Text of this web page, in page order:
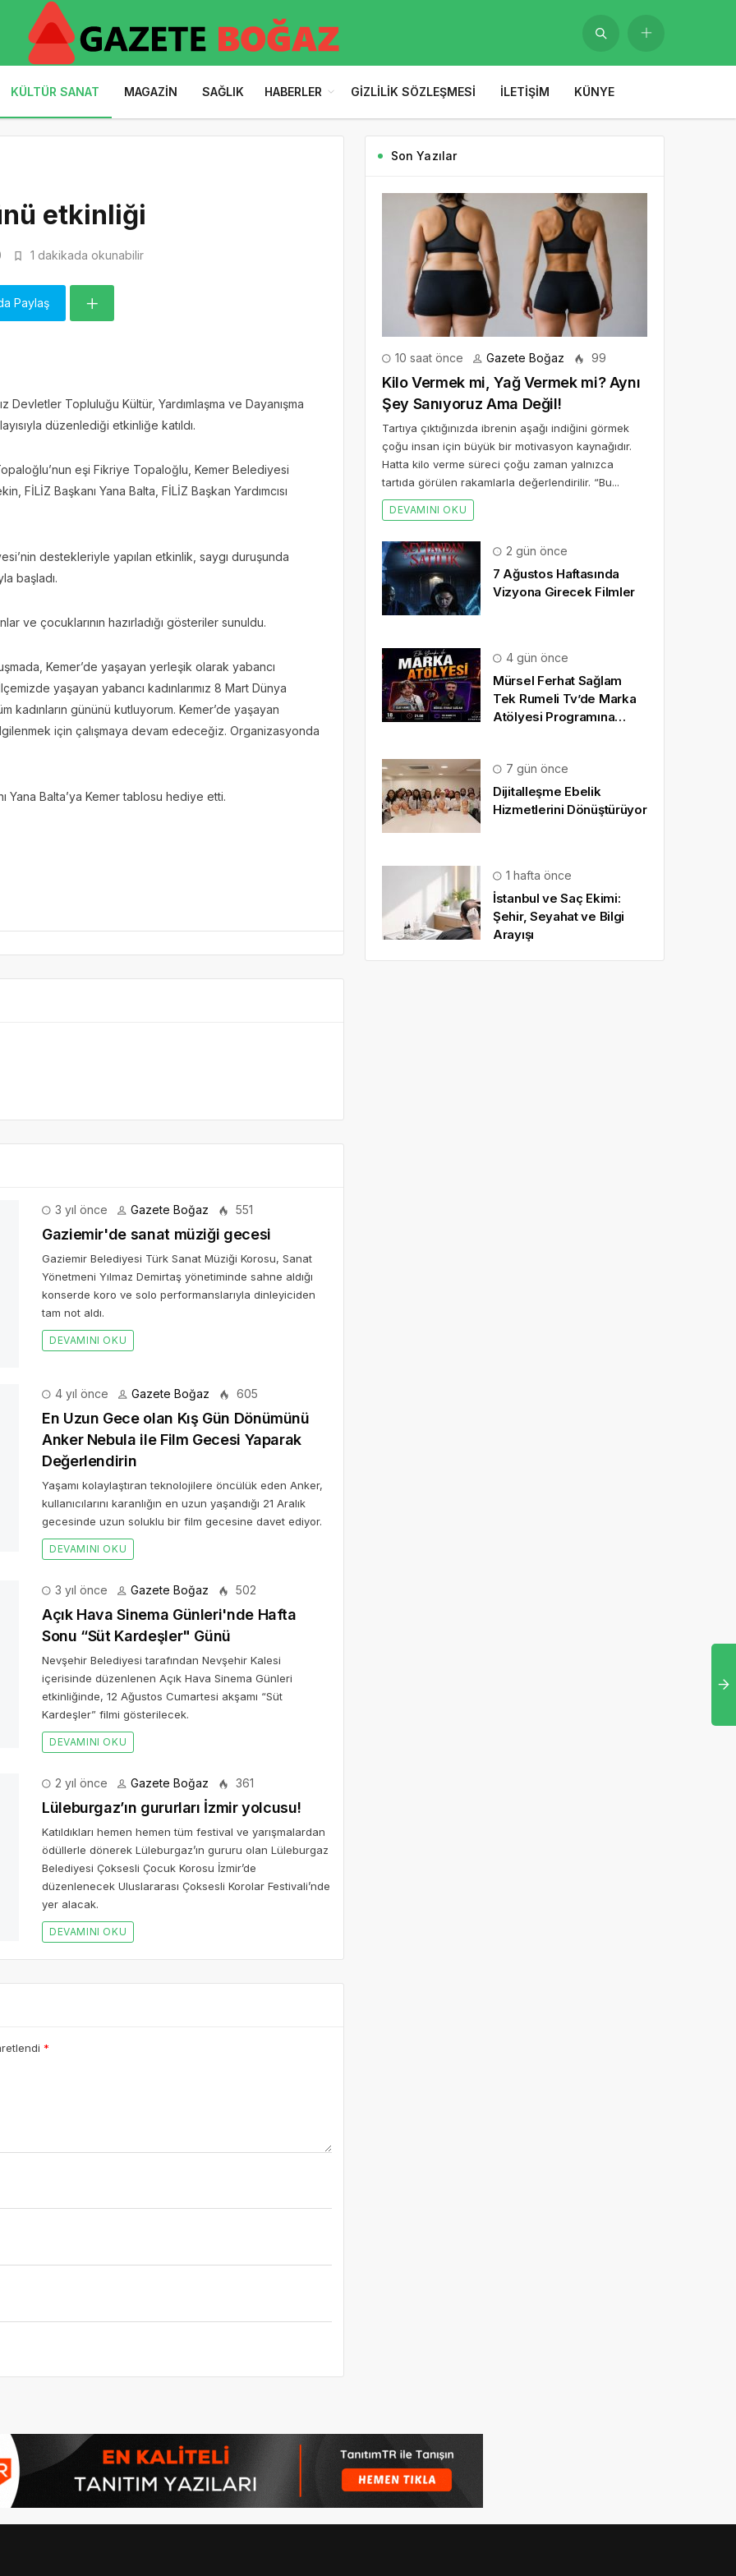
KÜLTÜR SANAT MAGAZIN SAĞLIK HABERLER GIZLILIK SÖZLEŞMESI İLETIŞIM KÜNYE
etkinliği
1 dakikada okunabilir
Paylaş
Devletler Topluluğu Kültür, Yardımlaşma ve Dayanışma
düzenlediği etkinliğe katıldı.
eşi Fikriye Topaloğlu, Kemer Belediyesi
FİLİZ Başkanı Yana Balta, FİLİZ Başkan Yardımcısı
destekleriyle yapılan etkinlik, saygı duruşunda
başladı.
ve çocuklarının hazırladığı gösteriler sunuldu.
Kemer’de yaşayan yerleşik olarak yabancı
yaşayan yabancı kadınlarımız 8 Mart Dünya
kadınların gününü kutluyorum. Kemer’de yaşayan
ilgilenmek için çalışmaya devam edeceğiz. Organizasyonda
Yana Balta’ya Kemer tablosu hediye etti.
3 yıl önce Gazete Boğaz 551
Gaziemir'de sanat müziği gecesi
Gaziemir Belediyesi Türk Sanat Müziği Korosu, Sanat
Yönetmeni Yılmaz Demirtaş yönetiminde sahne aldığı
konserde koro ve solo performanslarıyla dinleyiciden
tam not aldı.
DEVAMINI OKU
4 yıl önce Gazete Boğaz 605
En Uzun Gece olan Kış Gün Dönümünü
Anker Nebula ile Film Gecesi Yaparak
Değerlendirin
Yaşamı kolaylaştıran teknolojilere öncülük eden Anker,
kullanıcılarını karanlığın en uzun yaşandığı 21 Aralık
gecesinde uzun soluklu bir film gecesine davet ediyor.
DEVAMINI OKU
3 yıl önce Gazete Boğaz
“Süt Kardeşler" Günü
düzenlenen Açık Hava Sinema Günleri etkinliğinde, 12
Gazete Boğaz
Çoksesli Korolar Festivali’nde yer alacak.
Son Yazılar
10 saat önce Gazete Boğaz 99
Kilo Vermek mi, Yağ Vermek mi? Aynı
Şey Sanıyoruz Ama Değil!
Tartıya çıktığınızda ibrenin aşağı indiğini görmek
çoğu insan için büyük bir motivasyon kaynağıdır.
Hatta kilo verme süreci çoğu zaman yalnızca
tartıda görülen rakamlarla değerlendirilir. “Bu...
DEVAMINI OKU
2 gün önce
7 Ağustos Haftasında
Vizyona Girecek Filmler
4 gün önce
Mürsel Ferhat Sağlam
Tek Rumeli Tv’de Marka
Atölyesi Programına
7 gün önce
Dijitalleşme Ebelik
Hizmetlerini Dönüştürüyor
1 hafta önce
İstanbul ve Saç Ekimi:
Şehir, Seyahat ve Bilgi
Arayışı